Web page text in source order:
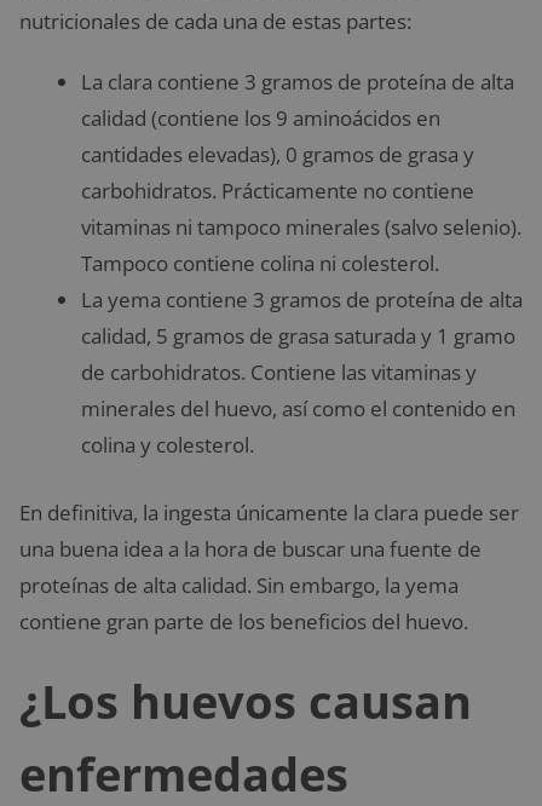
nutricionales de cada una de estas partes:
La clara contiene 3 gramos de proteína de alta
calidad (contiene los 9 aminoácidos en
cantidades elevadas), 0 gramos de grasa y
carbohidratos. Prácticamente no contiene
vitaminas ni tampoco minerales (salvo selenio).
Tampoco contiene colina ni colesterol.
La yema contiene 3 gramos de proteína de alta
calidad, 5 gramos de grasa saturada y 1 gramo
de carbohidratos. Contiene las vitaminas y
minerales del huevo, así como el contenido en
colina y colesterol.
En definitiva, la ingesta únicamente la clara puede ser
una buena idea a la hora de buscar una fuente de
proteínas de alta calidad. Sin embargo, la yema
contiene gran parte de los beneficios del huevo.
¿Los huevos causan
enfermedades